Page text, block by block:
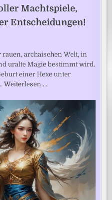
Machtspiele,
Entscheidungen!
archaischen Welt, in
uralte Magie bestimmt wird.
einer Hexe unter
Weiterlesen …